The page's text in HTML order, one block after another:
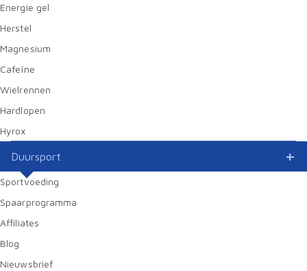
Energie gel
Herstel
Magnesium
Cafeïne
Wielrennen
Hardlopen
Hyrox
Duursport
Sportvoeding
Spaarprogramma
Affiliates
Blog
Nieuwsbrief